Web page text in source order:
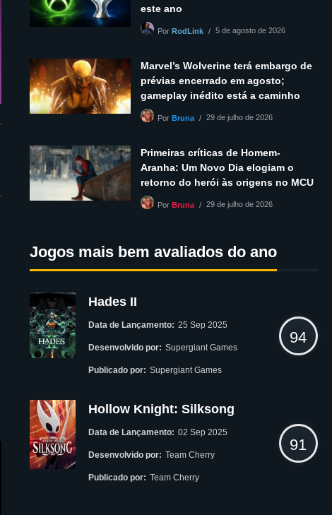
este ano
PorRodLink 5 de agosto de 2026
Marvel’s Wolverine terá embargo de
prévias encerrado em agosto;
gameplay inédito está a caminho
PorBruna 29 de julho de 2026
Primeiras críticas de Homem-
Aranha: Um Novo Dia elogiam o
retorno do herói às origens no MCU
PorBruna 29 de julho de 2026
Jogos mais bem avaliados do ano
Hades II
Data de Lançamento: 25 Sep 2025
Desenvolvido por: Supergiant Games
Publicado por: Supergiant Games
94
Hollow Knight: Silksong
Data de Lançamento: 02 Sep 2025
Desenvolvido por: Team Cherry
Publicado por: Team Cherry
91